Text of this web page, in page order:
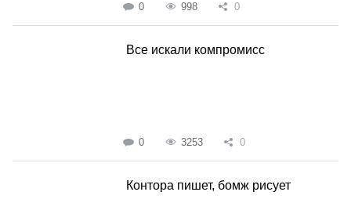
0 998 0
Все искали компромисс
0 3253 0
Контора пишет, бомж рисует